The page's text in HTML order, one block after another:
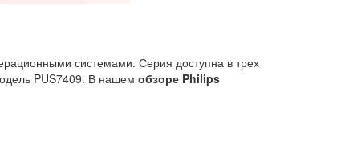
системами. Серия доступна в трех
PUS7409. В нашем обзоре Philips